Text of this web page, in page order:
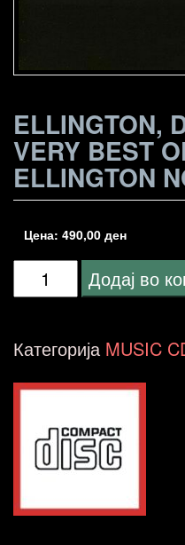
ELLINGTON,
VERY BEST
ELLINGTON
Цена: 490,00 ден
Ellington,
-
Best
Додај во
Категорија MUSIC